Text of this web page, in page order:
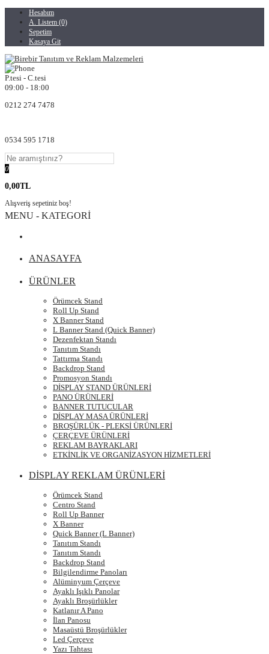
Hesabım
A. Listem (0)
Sepetim
Kasaya Git
P.tesi - C.tesi
09:00 - 18:00
0212 274 7478
0534 595 1718
0
0,00TL
Alışveriş sepetiniz boş!
MENU - KATEGORİ
ANASAYFA
ÜRÜNLER
Örümcek Stand
Roll Up Stand
X Banner Stand
L Banner Stand (Quick Banner)
Dezenfektan Standı
Tanıtım Standı
Tattırma Standı
Backdrop Stand
Promosyon Standı
DİSPLAY STAND ÜRÜNLERİ
PANO ÜRÜNLERİ
BANNER TUTUCULAR
DİSPLAY MASA ÜRÜNLERİ
BROŞÜRLÜK - PLEKSİ ÜRÜNLERİ
ÇERÇEVE ÜRÜNLERİ
REKLAM BAYRAKLARI
ETKİNLİK VE ORGANİZASYON HİZMETLERİ
DİSPLAY REKLAM ÜRÜNLERİ
Örümcek Stand
Centro Stand
Roll Up Banner
X Banner
Quick Banner (L Banner)
Tanıtım Standı
Tanıtım Standı
Backdrop Stand
Bilgilendirme Panoları
Alüminyum Çerçeve
Ayaklı Işıklı Panolar
Ayaklı Broşürlükler
Katlanır A Pano
İlan Panosu
Masaüstü Broşürlükler
Led Çerçeve
Yazı Tahtası